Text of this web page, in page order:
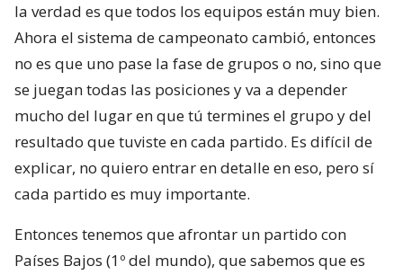
la verdad es que todos los equipos están muy bien.
Ahora el sistema de campeonato cambió, entonces
no es que uno pase la fase de grupos o no, sino que
se juegan todas las posiciones y va a depender
mucho del lugar en que tú termines el grupo y del
resultado que tuviste en cada partido. Es difícil de
explicar, no quiero entrar en detalle en eso, pero sí
cada partido es muy importante.
Entonces tenemos que afrontar un partido con
Países Bajos (1º del mundo), que sabemos que es